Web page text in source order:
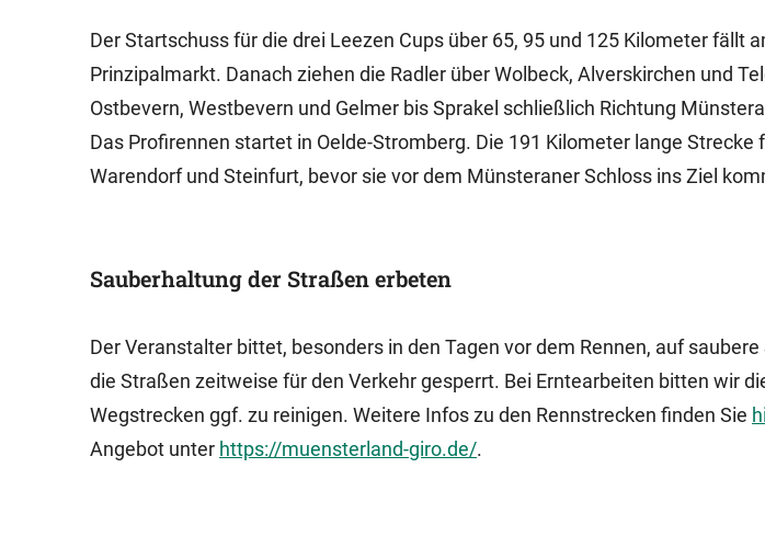
Der Startschuss für die drei Leezen Cups über 65, 95 und 125 Kilometer fällt
Prinzipalmarkt. Danach ziehen die Radler über Wolbeck, Alverskirchen und
Ostbevern, Westbevern und Gelmer bis Sprakel schließlich Richtung
Das Profirennen startet in Oelde-Stromberg. Die 191 Kilometer lange Strecke
Warendorf und Steinfurt, bevor sie vor dem Münsteraner Schloss ins Ziel
Sauberhaltung der Straßen erbeten
Der Veranstalter bittet, besonders in den Tagen vor dem Rennen, auf
die Straßen zeitweise für den Verkehr gesperrt. Bei Erntearbeiten bitten wir
Wegstrecken ggf. zu reinigen. Weitere Infos zu den Rennstrecken finden Sie
Angebot unter https://muensterland-giro.de/.